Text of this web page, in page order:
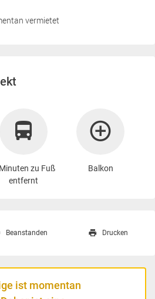
vermietet
zu Fuß
entfernt
Balkon
Beanstanden Drucken
ist momentan